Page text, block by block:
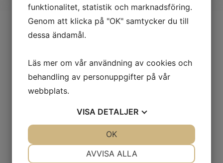
funktionalitet, statistik och marknadsföring.
Genom att klicka på "OK" samtycker du till
dessa ändamål.
Läs mer om vår användning av cookies och
behandling av personuppgifter på vår
webbplats.
VISA DETALJER
AVVISA ALLA
OK